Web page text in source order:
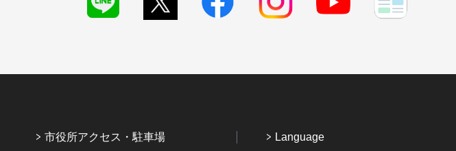
市役所アクセス・駐車場 Language